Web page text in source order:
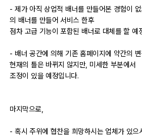
맛집 / 멋집
djslr 소개
공지사항
사이트/홈페이지 소개
- 제가 아직 상업적 배너를 만들어본 경험이
의 배너를 만들어 서비스 한후
점차 고급 기능이 포함된 배너로 대체를 할 예
- 배너 공간에 의해 기존 홈페이지에 약간의
현재의 틀은 바뀌지 않지만, 미세한 부분에서
조정이 있을 예정입니다.
마지막으로,
- 혹시 주위에 협찬을 희망하시는 업체가 있으